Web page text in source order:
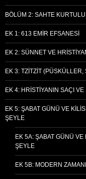
BÖLÜM 2: SAHTE
EK 1: 613 EMIR EFSANESI
EK 2: SÜNNET VE
EK 3: TZITZIT
EK 4: HRISTIYANIN SAÇI VE
EK 5: ŞABAT GÜNÜ VE
ŞEYLE
EK 5A: ŞABAT GÜNÜ
ŞEYLE
EK 5B: MODERN